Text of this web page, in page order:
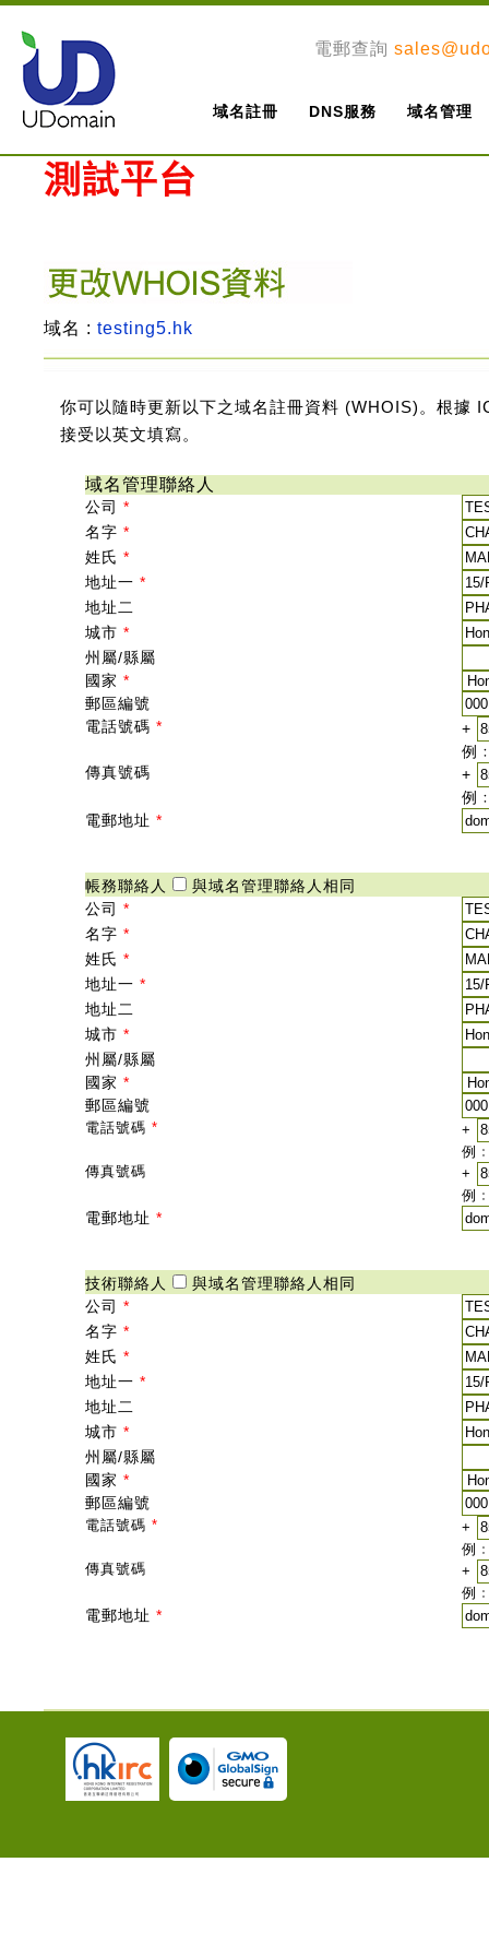
電郵查詢
域名註冊 DNS服務 域名管理
域名 : testing5.hk
你可以隨時更新以下之域名註冊資料 (WHOIS)。根據
接受以英文填寫。
域名管理聯絡人
公司 *
名字 *
姓氏 *
地址一 *
地址二
城市 *
州屬/縣屬
國家 *
郵區編號
電話號碼 *
+
例
傳真號碼
+
例
電郵地址 *
帳務聯絡人
與域名管理聯絡人相同
公司 *
名字 *
姓氏 *
地址一 *
地址二
城市 *
州屬/縣屬
國家 *
郵區編號
電話號碼 *
+
例
傳真號碼
+
例
電郵地址 *
技術聯絡人
與域名管理聯絡人相同
公司 *
名字 *
姓氏 *
地址一 *
地址二
城市 *
州屬/縣屬
國家 *
郵區編號
電話號碼 *
+
例
傳真號碼
+
例
電郵地址 *